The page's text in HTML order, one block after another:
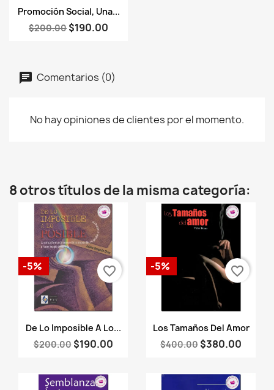
Vista rápida
Promoción Social, Una...
$200.00 $190.00
Comentarios (0)
No hay opiniones de clientes por el momento.
8 otros títulos de la misma categoría:
Vista rápida
De Lo Imposible A Lo...
$200.00 $190.00
-5% favorite_border
Vista rápida
Los Tamaños Del Amor
$400.00 $380.00
-5% favorite_border